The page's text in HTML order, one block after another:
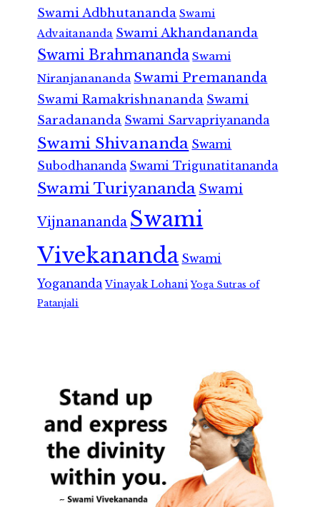
Swami Adbhutananda Swami
Advaitananda Swami Akhandananda
Swami Brahmananda Swami
Niranjanananda Swami Premananda
Swami Ramakrishnananda Swami
Saradananda Swami Sarvapriyananda
Swami Shivananda Swami
Subodhananda Swami Trigunatitananda
Swami Turiyananda Swami
Vijnanananda Swami
Vivekananda Swami
Yogananda Vinayak Lohani Yoga Sutras of
Patanjali